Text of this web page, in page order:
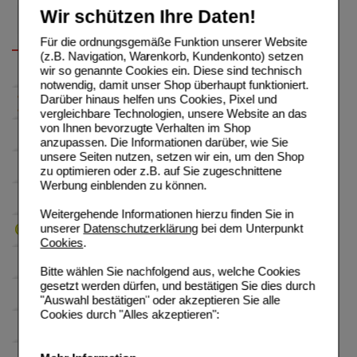
Wir schützen Ihre Daten!
Für die ordnungsgemäße Funktion unserer Website
(z.B. Navigation, Warenkorb, Kundenkonto) setzen
wir so genannte Cookies ein. Diese sind technisch
notwendig, damit unser Shop überhaupt funktioniert.
Darüber hinaus helfen uns Cookies, Pixel und
vergleichbare Technologien, unsere Website an das
von Ihnen bevorzugte Verhalten im Shop
anzupassen. Die Informationen darüber, wie Sie
unsere Seiten nutzen, setzen wir ein, um den Shop
zu optimieren oder z.B. auf Sie zugeschnittene
Werbung einblenden zu können.
Weitergehende Informationen hierzu finden Sie in
unserer Datenschutzerklärungbei dem Unterpunkt
Cookies.
Bitte wählen Sie nachfolgend aus, welche Cookies
gesetzt werden dürfen, und bestätigen Sie dies durch
"Auswahl bestätigen" oder akzeptieren Sie alle
Cookies durch "Alles akzeptieren":